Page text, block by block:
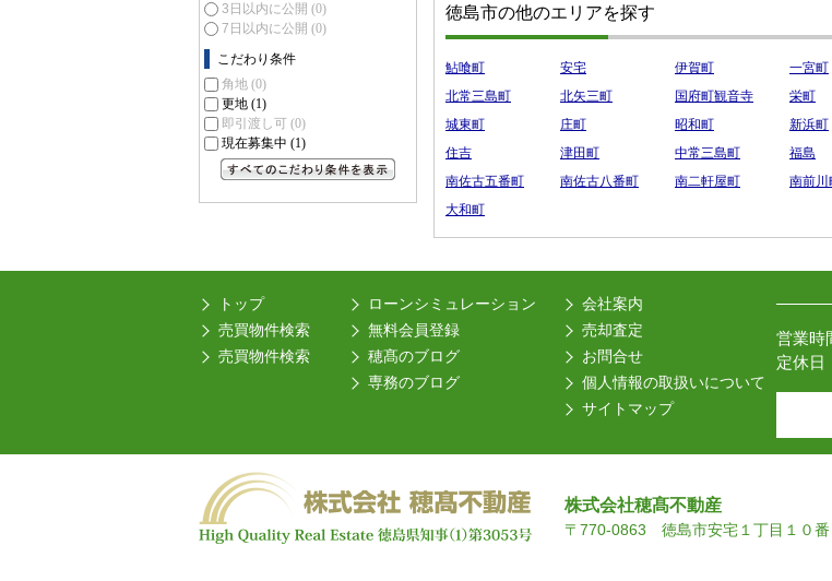
3日以内に公開 (0)
7日以内に公開 (0)
こだわり条件
角地 (0)
更地 (1)
即引渡し可 (0)
現在募集中 (1)
徳島市の他のエリアを探す
鮎喰町 安宅 伊賀町 一宮町
北常三島町
北矢三町 国府町観音寺 栄町
城東町
庄町 昭和町 新浜町
住吉
津田町 中常三島町 福島
南佐古五番町
南佐古八番町 南二軒屋町 南前川
大和町
トップ
売買物件検索
売買物件検索
ローンシミュレーション
無料会員登録
穂髙のブログ
専務のブログ
会社案内
売却査定
お問合せ
個人情報の取扱いについて
サイトマップ
営業時
定休
株式会社穂髙不動産
〒770-0863 徳島市安宅１丁目１０番